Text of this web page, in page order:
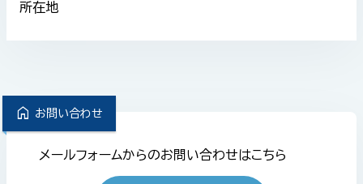
所在地
home お問い合わせ
メールフォームからのお問い合わせはこちら